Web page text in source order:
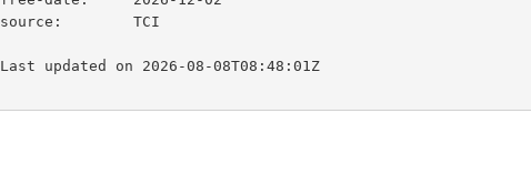
source:        TCI
Last updated on 2026-08-08T08:48:01Z